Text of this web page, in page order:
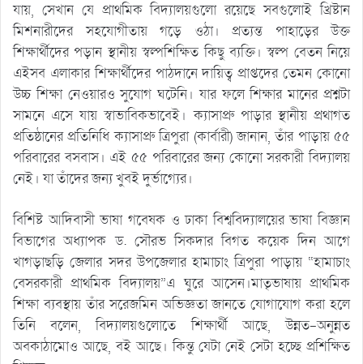
যায়, সেখান যে প্রাথমিক বিদ্যালয়গুলো রয়েছে সবগুলোই খ্রিষ্টান
মিশনারীদের সহযোগীতায় গড়ে ওঠা। প্রত্যন্ত পাহাড়ের উক্ত
শিক্ষার্থীদের পড়ান স্থানীয় স্বল্পশিক্ষিত কিছু ব্যক্তি। স্বল্প বেতন নিয়ে
এইসব এলাকার শিক্ষার্থীদের পাঠদানে দায়িত্ব প্রাপ্তদের তেমন কোনো
উচ্চ শিক্ষা নেওয়ারও সুযোগ ঘটেনি। যার ফলে শিক্ষার মানের প্রশ্নটা
সামনে এসে যায় স্বাভাবিকভাবেই। ক্যাসাপ্রু পাড়ার স্থানীয় প্রথাগত
প্রতিষ্ঠানের প্রতিনিধি ক্যাসাপ্রু ত্রিপুরা (কার্বারী) জানান, তাঁর পাড়ায় ৫৫
পরিবারের বসবাস। এই ৫৫ পরিবারের জন্য কোনো সরকারী বিদ্যালয়
নেই। যা তাঁদের জন্য খুবই দুর্ভাগ্যের।
বিশিষ্ট আদিবাসী ভাষা গবেষক ও ঢাকা বিশ্ববিদ্যালয়ের ভাষা বিজ্ঞান
বিভাগের অধ্যাপক ড. সৌরভ সিকদার বিগত কয়েক দিন আগে
খাগড়াছড়ি জেলার সদর উপজেলার হামাচাং ত্রিপুরা পাড়ায় “হামাচাং
বেসরকারী প্রাথমিক বিদ্যালয়”এ ঘুরে আসেন।মাতৃভাষায় প্রাথমিক
শিক্ষা ব্যবস্থায় তাঁর সরেজমিন অভিজ্ঞতা জানতে যোগাযোগ করা হলে
তিনি বলেন, বিদ্যালয়গুলোতে শিক্ষার্থী আছে, উন্নত-অনুন্নত
অবকাঠামোও আছে, বই আছে। কিন্তু যেটা নেই সেটা হচ্ছে প্রশিক্ষিত